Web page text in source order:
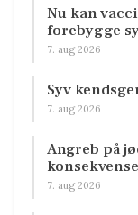
Nu kan
forebygge
7. aug 2026
Syv
7. aug 2026
Angreb på
7. aug 2026